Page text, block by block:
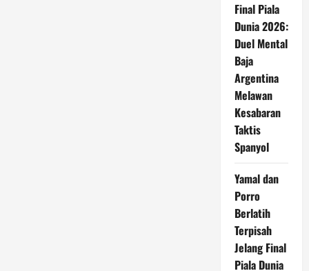
Final Piala
Dunia 2026:
Duel Mental
Baja
Argentina
Melawan
Kesabaran
Taktis
Spanyol
Yamal dan
Porro
Berlatih
Terpisah
Jelang Final
Piala Dunia